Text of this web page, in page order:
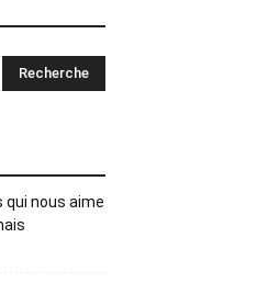
qui nous aime